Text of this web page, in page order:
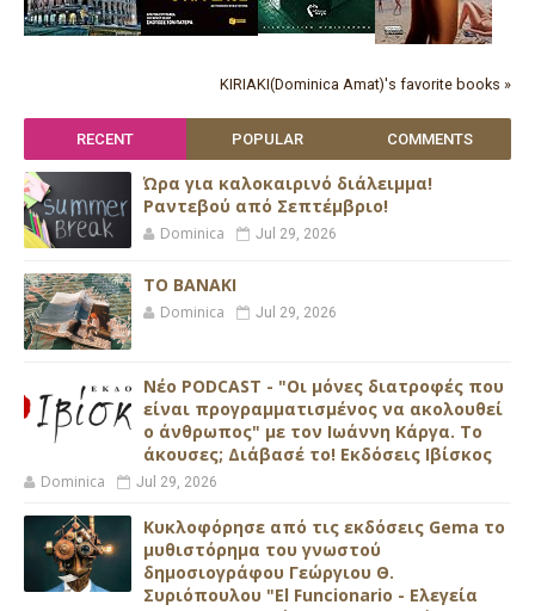
KIRIAKI(Dominica Amat)'s favorite books »
RECENT POPULAR COMMENTS
Ώρα για καλοκαιρινό διάλειμμα!
Ραντεβού από Σεπτέμβριο!
Dominica Jul 29, 2026
ΤΟ ΒΑΝΑΚΙ
Dominica Jul 29, 2026
Νέο PODCAST - "Οι μόνες διατροφές που
είναι προγραμματισμένος να ακολουθεί
ο άνθρωπος" με τον Ιωάννη Κάργα. Το
άκουσες; Διάβασέ το! Εκδόσεις Ιβίσκος
Dominica Jul 29, 2026
Κυκλοφόρησε από τις εκδόσεις Gema το
μυθιστόρημα του γνωστού
δημοσιογράφου Γεώργιου Θ.
Συριόπουλου "El Funcionario - Ελεγεία